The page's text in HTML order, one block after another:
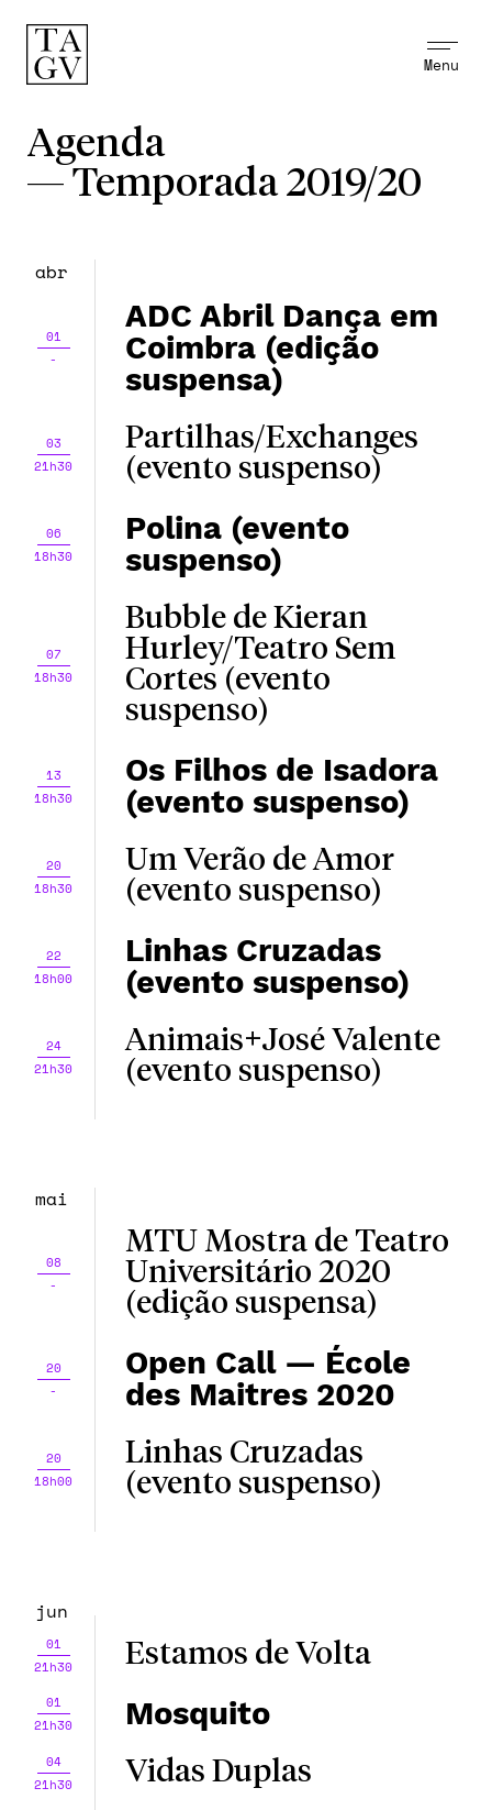
Menu
Agenda
— Temporada 2019/20
abr
01
-
ADC Abril Dança em
Coimbra (edição
suspensa)
03
21h30
Partilhas/Exchanges
(evento suspenso)
06
18h30
Polina (evento
suspenso)
07
18h30
Bubble de Kieran
Hurley/Teatro Sem
Cortes (evento
suspenso)
13
18h30
Os Filhos de Isadora
(evento suspenso)
20
18h30
Um Verão de Amor
(evento suspenso)
22
18h00
Linhas Cruzadas
(evento suspenso)
24
21h30
Animais+José Valente
(evento suspenso)
mai
08
-
MTU Mostra de Teatro
Universitário 2020
(edição suspensa)
20
-
Open Call — École
des Maitres 2020
20
18h00
Linhas Cruzadas
(evento suspenso)
jun
01
21h30
Estamos de Volta
01
21h30
Mosquito
04
21h30
Vidas Duplas